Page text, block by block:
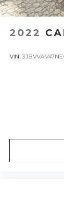
2022
VIN: